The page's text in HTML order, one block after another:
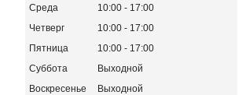
Среда
10:00
17:00
Четверг
10:00
17:00
Пятница
10:00
17:00
Суббота
Выходной
Воскресенье
Выходной